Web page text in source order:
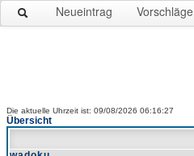
Neueintrag Vorschläge
Die aktuelle Uhrzeit ist: 09/08/2026 06:16:27
Übersicht